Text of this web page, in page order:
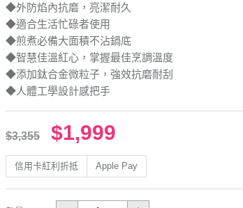
◆外防焰內抗磨，亮潔耐久
◆適合生活忙碌者使用
◆煎煮必備大面積不沾鍋底
◆智慧佳溫紅心，掌握最佳烹調溫度
◆添加鈦合金微粒子，強效抗磨耐刮
◆人體工學設計感把手
$3,355 $1,999
信用卡紅利折抵 Apple Pay